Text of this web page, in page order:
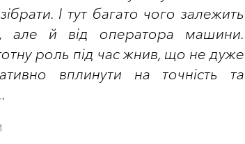
І тут багато чого залежить
але й від оператора машини.
роль під час жнив, що не дуже
вплинути на точність та